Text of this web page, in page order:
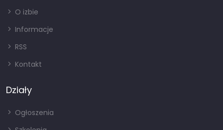
O izbie
Informacje
RSS
Kontakt
Działy
Ogłoszenia